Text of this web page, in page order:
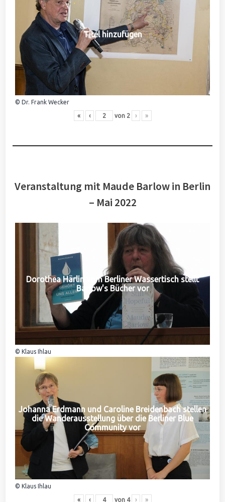
Titel hinzufügen
© Dr. Frank Wecker
« ‹ von 2 › »
Veranstaltung mit Maude Barlow in Berlin
– Mai 2022
Dorothea Härlin vom Berliner Wassertisch stellt
Barlow's Bücher vor
© Klaus Ihlau
Johanna Erdmann und Caroline Breidenbach stellen
die Wanderausstellung über die Berliner Blue
Community vor
© Klaus Ihlau
« ‹ von 4 › »